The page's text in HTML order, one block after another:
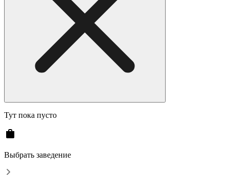
Тут пока пусто
Выбрать заведение